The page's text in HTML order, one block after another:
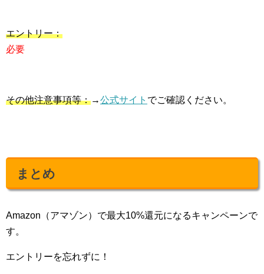
エントリー：
必要
その他注意事項等：→公式サイト でご確認ください。
まとめ
Amazon（アマゾン）で最大10%還元になるキャンペーンで
す。
エントリーを忘れずに！